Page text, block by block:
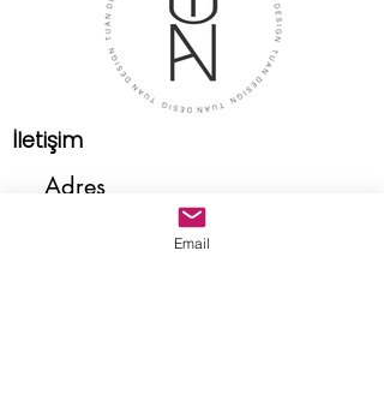
İletişim
Adres
Email